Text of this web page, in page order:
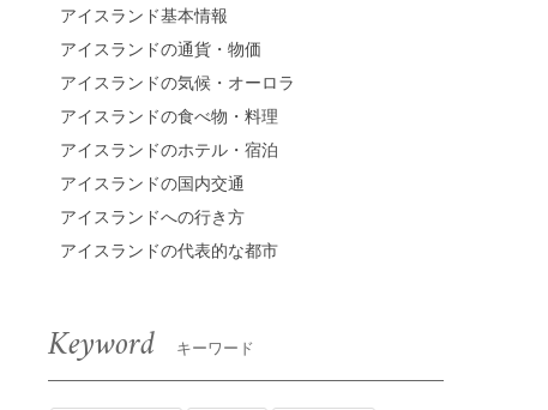
アイスランド基本情報
アイスランドの通貨・物価
アイスランドの気候・オーロラ
アイスランドの食べ物・料理
アイスランドのホテル・宿泊
アイスランドの国内交通
アイスランドへの行き方
アイスランドの代表的な都市
Keyword キーワード